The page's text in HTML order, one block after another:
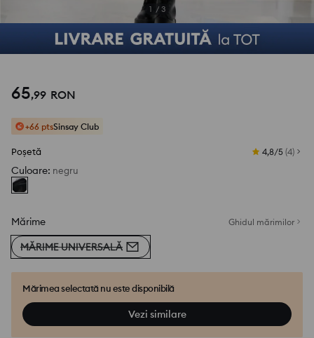
1 / 3
65,99 RON
+66 ptsSinsay Club
Poșetă 4,8/5 (4)
Culoare: negru
Mărime Ghidul mărimilor
MĂRIME UNIVERSALĂ
Mărimea selectată nu este disponibilă
Vezi similare